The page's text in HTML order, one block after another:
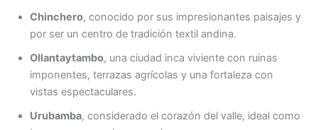
Chinchero, conocido por sus impresionantes paisajes y
por ser un centro de tradición textil andina.
Ollantaytambo, una ciudad inca viviente con ruinas
imponentes, terrazas agrícolas y una fortaleza con
vistas espectaculares.
Urubamba, considerado el corazón del valle, ideal como